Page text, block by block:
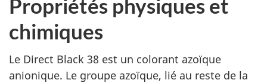
Propriétés physiques et
chimiques
Le Direct Black 38 est un colorant azoïque
anionique. Le groupe azoïque, lié au reste de la